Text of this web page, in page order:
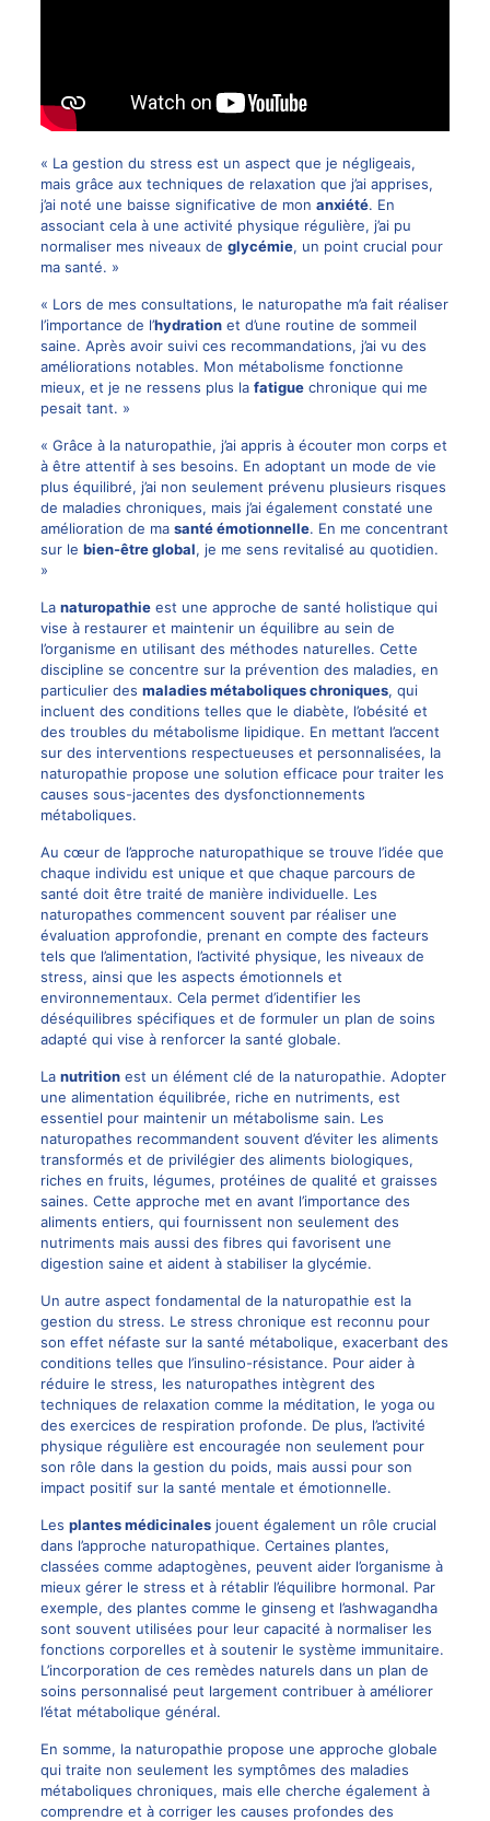
« La gestion du stress est un aspect que je négligeais,
mais grâce aux techniques de relaxation que j’ai apprises,
j’ai noté une baisse significative de mon anxiété. En
associant cela à une activité physique régulière, j’ai pu
normaliser mes niveaux de glycémie, un point crucial pour
ma santé. »
« Lors de mes consultations, le naturopathe m’a fait réaliser
l’importance de l’hydrationet d’une routine de sommeil
saine. Après avoir suivi ces recommandations, j’ai vu des
améliorations notables. Mon métabolisme fonctionne
mieux, et je ne ressens plus la fatiguechronique qui me
pesait tant. »
« Grâce à la naturopathie, j’ai appris à écouter mon corps et
à être attentif à ses besoins. En adoptant un mode de vie
plus équilibré, j’ai non seulement prévenu plusieurs risques
de maladies chroniques, mais j’ai également constaté une
amélioration de ma santé émotionnelle. En me concentrant
sur le bien-être global, je me sens revitalisé au quotidien.
»
La naturopathieest une approche de santé holistique qui
vise à restaurer et maintenir un équilibre au sein de
l’organisme en utilisant des méthodes naturelles. Cette
discipline se concentre sur la prévention des maladies, en
particulier des maladies métaboliques chroniques, qui
incluent des conditions telles que le diabète, l’obésité et
des troubles du métabolisme lipidique. En mettant l’accent
sur des interventions respectueuses et personnalisées, la
naturopathie propose une solution efficace pour traiter les
causes sous-jacentes des dysfonctionnements
métaboliques.
Au cœur de l’approche naturopathique se trouve l’idée que
chaque individu est unique et que chaque parcours de
santé doit être traité de manière individuelle. Les
naturopathes commencent souvent par réaliser une
évaluation approfondie, prenant en compte des facteurs
tels que l’alimentation, l’activité physique, les niveaux de
stress, ainsi que les aspects émotionnels et
environnementaux. Cela permet d’identifier les
déséquilibres spécifiques et de formuler un plan de soins
adapté qui vise à renforcer la santé globale.
La nutritionest un élément clé de la naturopathie. Adopter
une alimentation équilibrée, riche en nutriments, est
essentiel pour maintenir un métabolisme sain. Les
naturopathes recommandent souvent d’éviter les aliments
transformés et de privilégier des aliments biologiques,
riches en fruits, légumes, protéines de qualité et graisses
saines. Cette approche met en avant l’importance des
aliments entiers, qui fournissent non seulement des
nutriments mais aussi des fibres qui favorisent une
digestion saine et aident à stabiliser la glycémie.
Un autre aspect fondamental de la naturopathie est la
gestion du stress. Le stress chronique est reconnu pour
son effet néfaste sur la santé métabolique, exacerbant des
conditions telles que l’insulino-résistance. Pour aider à
réduire le stress, les naturopathes intègrent des
techniques de relaxation comme la méditation, le yoga ou
des exercices de respiration profonde. De plus, l’activité
physique régulière est encouragée non seulement pour
son rôle dans la gestion du poids, mais aussi pour son
impact positif sur la santé mentale et émotionnelle.
Les plantes médicinalesjouent également un rôle crucial
dans l’approche naturopathique. Certaines plantes,
classées comme adaptogènes, peuvent aider l’organisme à
mieux gérer le stress et à rétablir l’équilibre hormonal. Par
exemple, des plantes comme le ginseng et l’ashwagandha
sont souvent utilisées pour leur capacité à normaliser les
fonctions corporelles et à soutenir le système immunitaire.
L’incorporation de ces remèdes naturels dans un plan de
soins personnalisé peut largement contribuer à améliorer
l’état métabolique général.
En somme, la naturopathie propose une approche globale
qui traite non seulement les symptômes des maladies
métaboliques chroniques, mais elle cherche également à
comprendre et à corriger les causes profondes des